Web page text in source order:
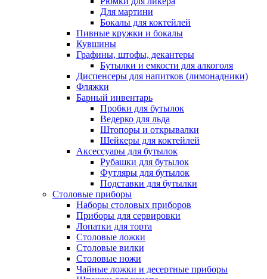
Для мартини
Бокалы для коктейлей
Пивные кружки и бокалы
Кувшины
Графины, штофы, декантеры
Бутылки и емкости для алкоголя
Диспенсеры для напитков (лимонадники)
Фляжки
Барный инвентарь
Пробки для бутылок
Ведерко для льда
Штопоры и открывалки
Шейкеры для коктейлей
Аксессуары для бутылок
Рубашки для бутылок
Футляры для бутылок
Подставки для бутылки
Столовые приборы
Наборы столовых приборов
Приборы для сервировки
Лопатки для торта
Столовые ложки
Столовые вилки
Столовые ножи
Чайные ложки и десертные приборы